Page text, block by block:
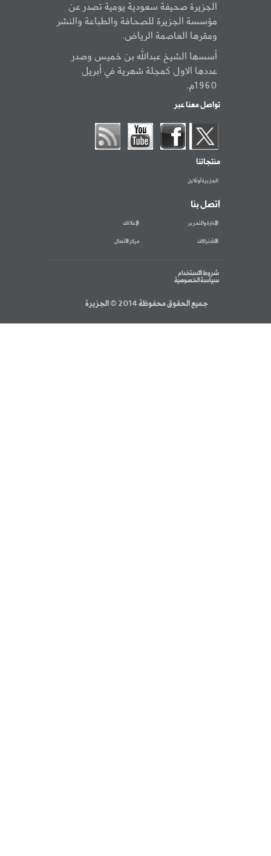
الجزيرة صحيفة سعودية يومية تصدر عن
مؤسسة الجزيرة للصحافة والطباعة والنشر
ومقرها العاصمة الرياض.
أسسها الشيخ عبدالله بن خميس وصدر
عددها الاول كمجلة شهرية في أبريل
1960م.
تواصل معنا عبر
منتجاتنا
الجزيرة أونلاين
اتصل بنا
الإدارة والتحرير الإعلانات
الاشتراكات مركز الاتصال
شروط الاستخدام
سياسة الخصوصية
جميع الحقوق محفوظة 2014 © الجزيرة